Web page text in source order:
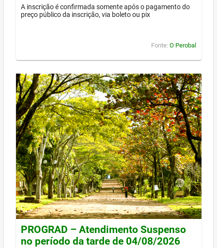
A inscrição é confirmada somente após o pagamento do
preço público da inscrição, via boleto ou pix
Fonte: O Perobal
PROGRAD – Atendimento Suspenso
no período da tarde de 04/08/2026